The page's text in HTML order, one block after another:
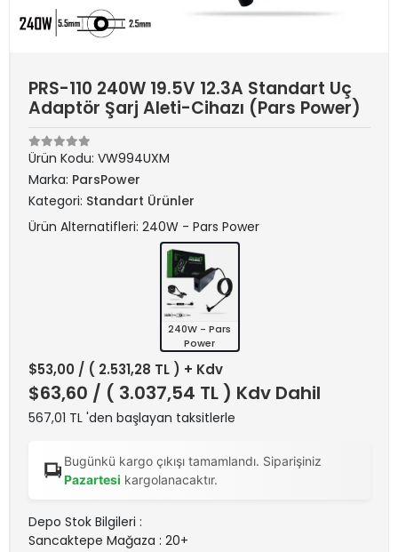
PRS-110 240W 19.5V 12.3A Standart Uç
Adaptör Şarj Aleti-Cihazı (Pars Power)
Ürün Kodu: VW994UXM
Marka: ParsPower
Kategori: Standart Ürünler
Ürün Alternatifleri: 240W - Pars Power
240W - Pars
Power
$53,00 / ( 2.531,28 TL ) + Kdv
$63,60 / ( 3.037,54 TL ) Kdv Dahil
567,01 TL 'den başlayan taksitlerle
Bugünkü kargo çıkışı tamamlandı. Siparişiniz
Pazartesi kargolanacaktır.
Depo Stok Bilgileri :
Sancaktepe Mağaza : 20+